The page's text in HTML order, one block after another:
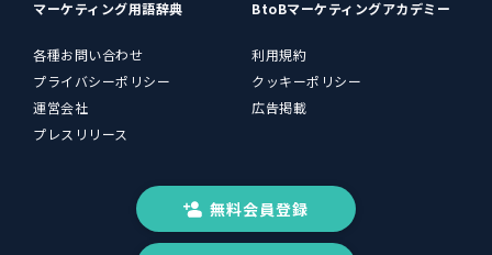
マーケティング用語辞典
BtoBマーケティングアカデミー
各種お問い合わせ
利用規約
プライバシーポリシー
クッキーポリシー
運営会社
広告掲載
プレスリリース
無料会員登録